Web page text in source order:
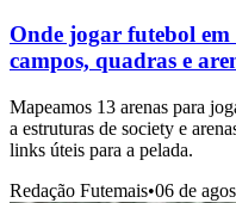
Onde jogar futebol em
campos, quadras e
Mapeamos 13 arenas para
a estruturas de society e
links úteis para a pelada.
Redação Futemais•06 de